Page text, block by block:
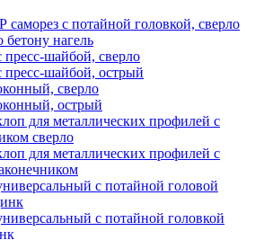
саморез с потайной головкой, сверло
нагель
пресс-шайбой, сверло
пресс-шайбой, острый
сверло
острый
для металлических профилей с
сверло
для металлических профилей с
с потайной головой
с потайной головкой